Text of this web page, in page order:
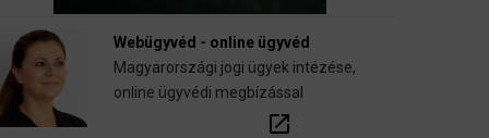
Webügyvéd - online ügyvéd
Magyarországi jogi ügyek intézése,
online ügyvédi megbízással
open_in_new